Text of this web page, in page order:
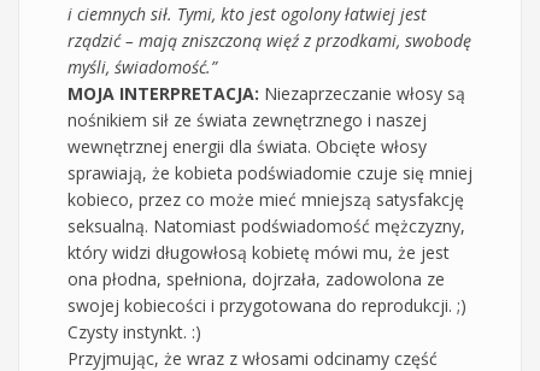
i ciemnych sił. Tymi, kto jest ogolony łatwiej jest
rządzić – mają zniszczoną więź z przodkami, swobodę
myśli, świadomość.”
MOJA INTERPRETACJA: Niezaprzeczanie włosy są
nośnikiem sił ze świata zewnętrznego i naszej
wewnętrznej energii dla świata. Obcięte włosy
sprawiają, że kobieta podświadomie czuje się mniej
kobieco, przez co może mieć mniejszą satysfakcję
seksualną. Natomiast podświadomość mężczyzny,
który widzi długowłosą kobietę mówi mu, że jest
ona płodna, spełniona, dojrzała, zadowolona ze
swojej kobiecości i przygotowana do reprodukcji. ;)
Czysty instynkt. :)
Przyjmując, że wraz z włosami odcinamy część